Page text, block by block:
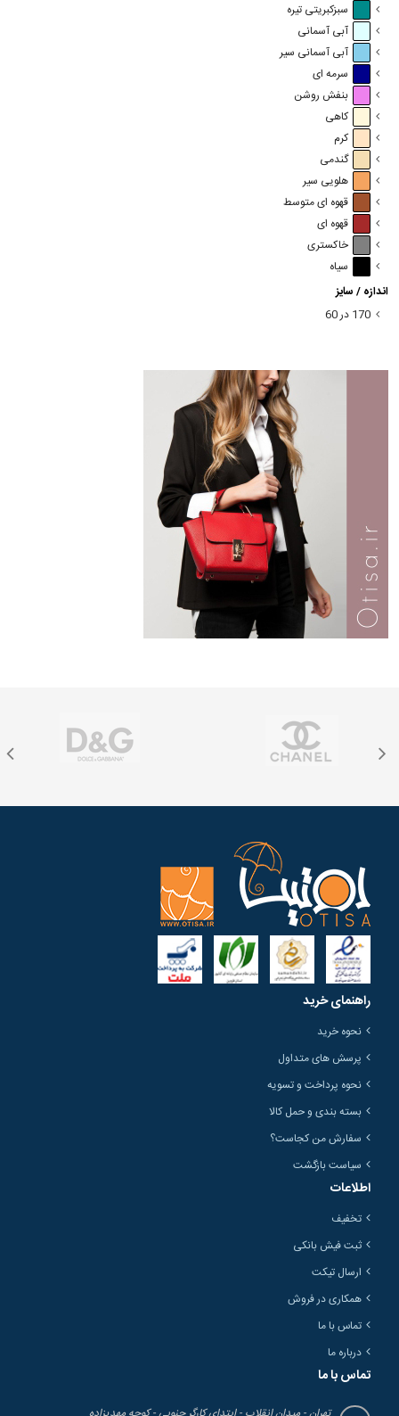
سبزکبریتی تیره
آبی آسمانی
آبی آسمانی سیر
سرمه ای
بنفش روشن
کاهی
کرم
گندمی
هلویی سیر
قهوه ای متوسط
قهوه ای
خاکستری
سیاه
اندازه / سایز
170 در 60
راهنمای خرید
نحوه خرید
پرسش های متداول
نحوه پرداخت و تسویه
بسته بندی و حمل کالا
سفارش من کجاست؟
سیاست بازگشت
اطلاعات
تخفیف
ثبت فیش بانکی
ارسال تیکت
همکاری در فروش
تماس با ما
درباره ما
تماس با ما